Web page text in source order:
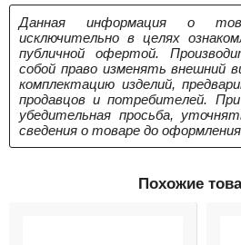
Данная информация о
исключительно в целях
публичной офертой.
собой право изменять внешний
комплектацию изделий,
продавцов и потребителей. При
убедительная просьба,
сведения о товаре до оформления
Похожие